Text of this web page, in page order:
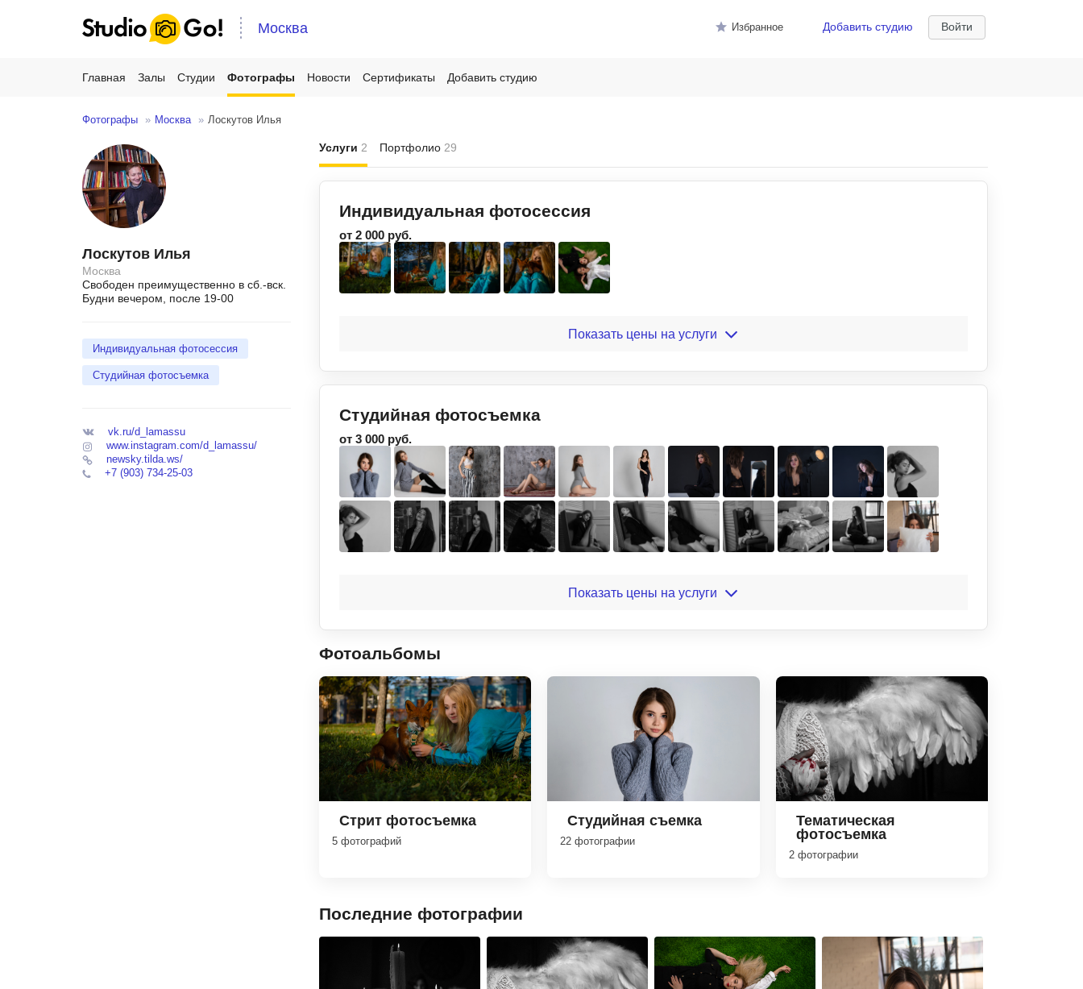
Войти
Добавить студию
Избранное
Москва
Главная Залы Студии Фотографы Новости Сертификаты Добавить студию
Фотографы Москва Лоскутов Илья
Лоскутов Илья
Москва
Свободен преимущественно в сб.-вск.
Будни вечером, после 19-00
Индивидуальная фотосессия
Студийная фотосъемка
vk.ru/d_lamassu
www.instagram.com/d_lamassu/
newsky.tilda.ws/
+7 (903) 734-25-03
Услуги 2 Портфолио 29
Индивидуальная фотосессия
от 2 000 руб.
Показать цены на услуги
Студийная фотосъемка
от 3 000 руб.
Показать цены на услуги
Фотоальбомы
Стрит фотосъемка
5 фотографий
Студийная съемка
22 фотографии
Тематическая
фотосъемка
2 фотографии
Последние фотографии